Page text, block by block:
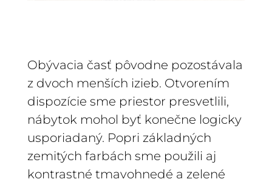
Obývacia časť pôvodne pozostávala
z dvoch menších izieb. Otvorením
dispozície sme priestor presvetlili,
nábytok mohol byť konečne logicky
usporiadaný. Popri základných
zemitých farbách sme použili aj
kontrastné tmavohnedé a zelené